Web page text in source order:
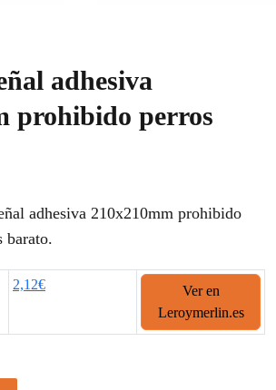
adhesiva
prohibido perros
adhesiva 210x210mm prohibido
barato.
2,12€
Ver en
Leroymerlin.es